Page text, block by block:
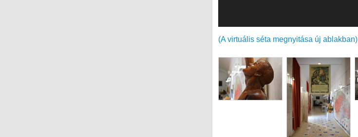
(A virtuális séta megnyitása új ablakban)